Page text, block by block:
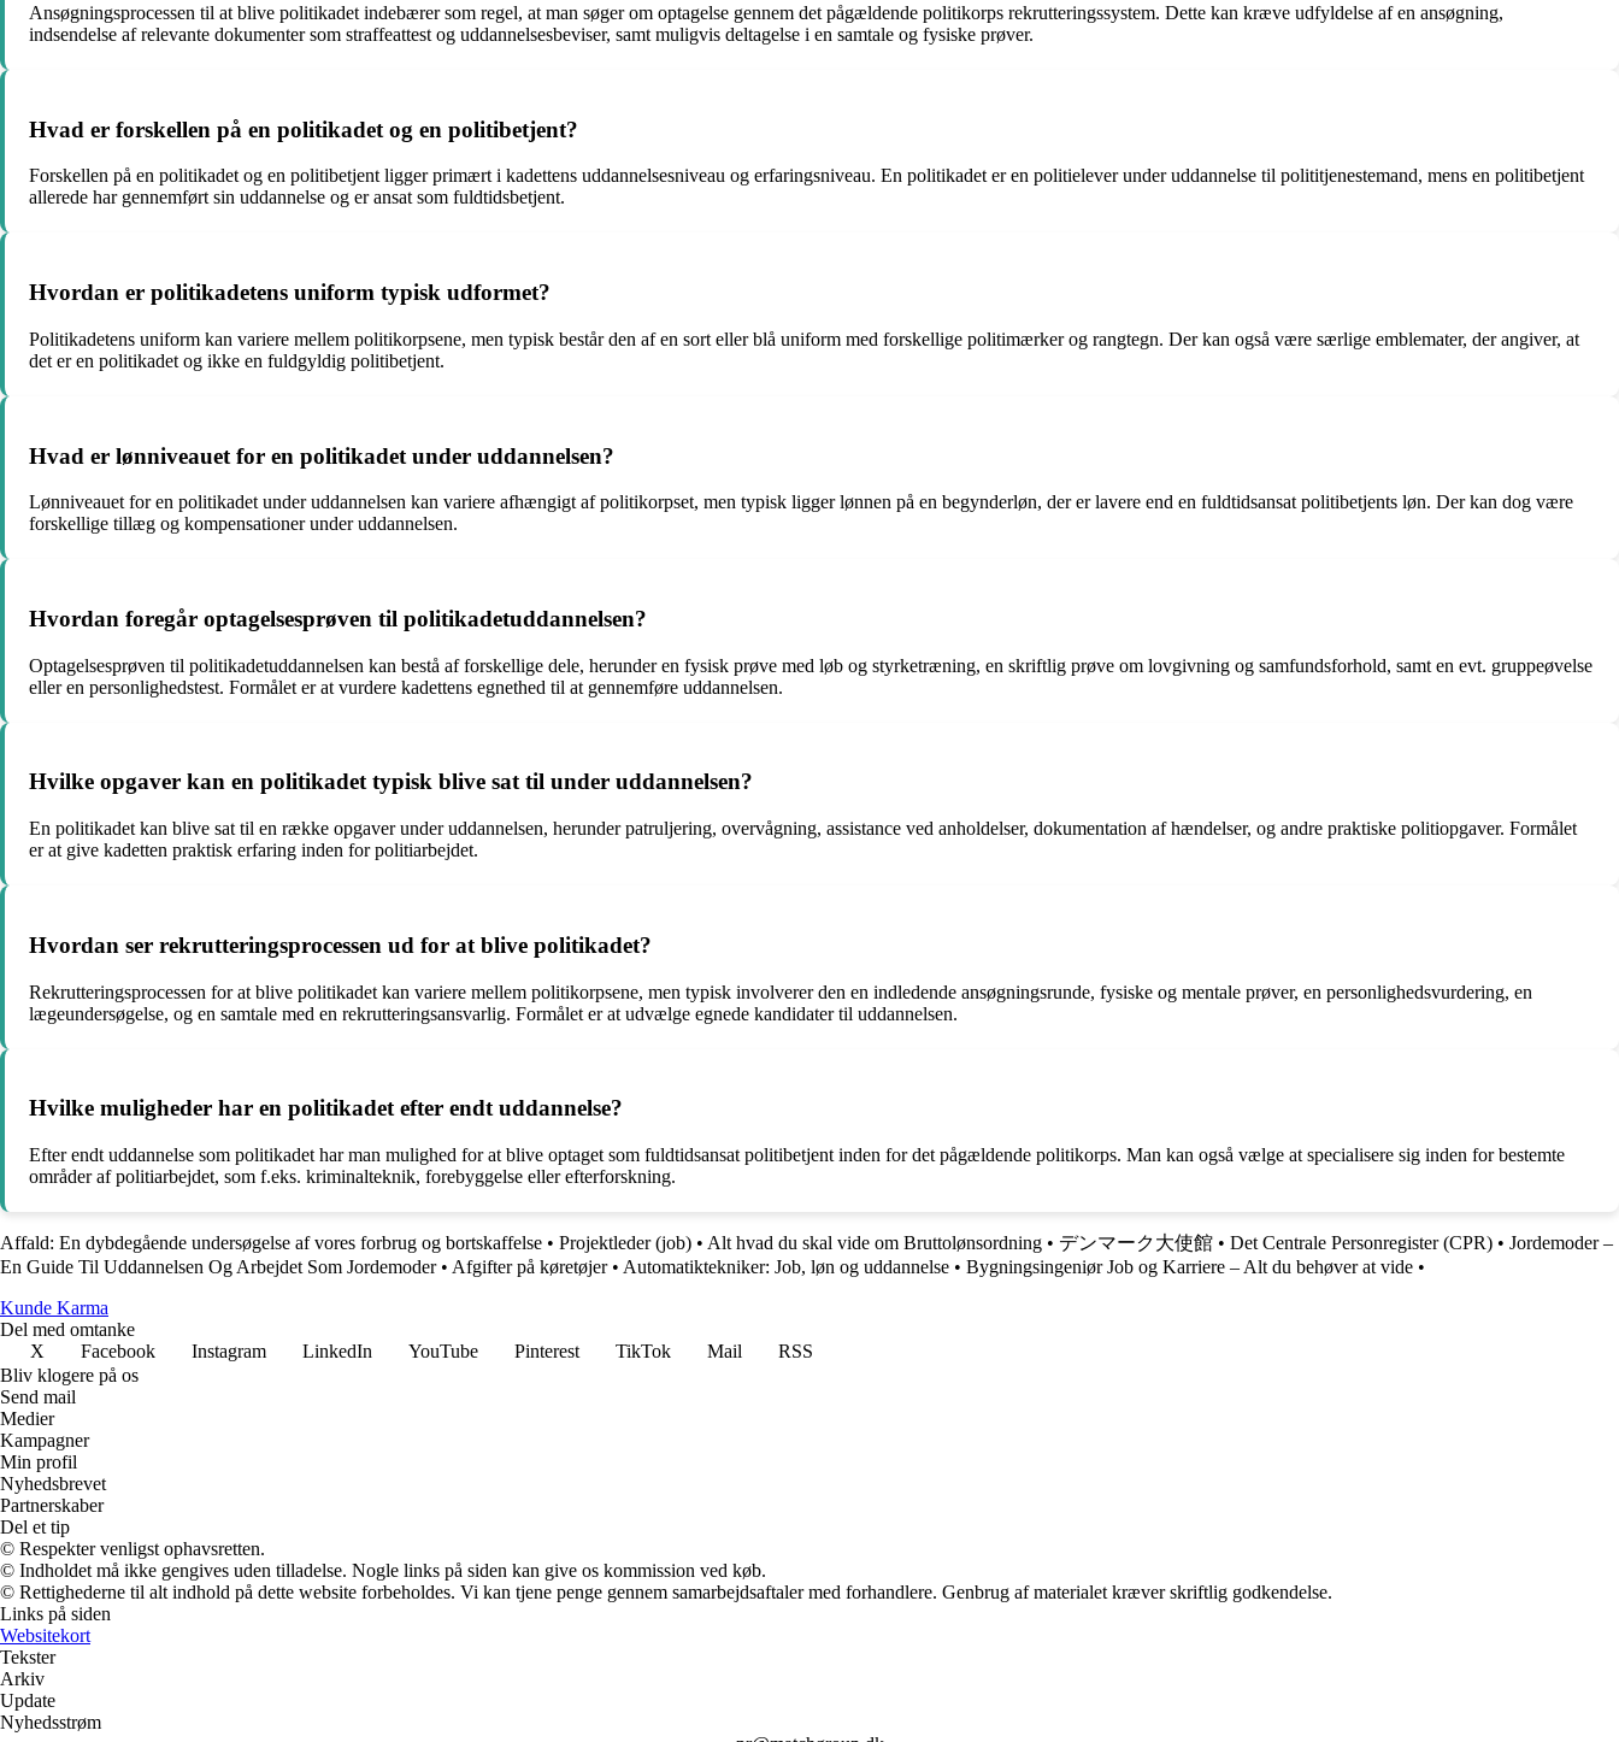
Ansøgningsprocessen til at blive politikadet indebærer som regel, at man søger om optagelse gennem det pågældende politikorps rekrutteringssystem. Dette kan kræve udfyldelse af en ansøgning,
indsendelse af relevante dokumenter som straffeattest og uddannelsesbeviser, samt muligvis deltagelse i en samtale og fysiske prøver.
Hvad er forskellen på en politikadet og en politibetjent?
Forskellen på en politikadet og en politibetjent ligger primært i kadettens uddannelsesniveau og erfaringsniveau. En politikadet er en politielever under uddannelse til polititjenestemand, mens en politibetjent
allerede har gennemført sin uddannelse og er ansat som fuldtidsbetjent.
Hvordan er politikadetens uniform typisk udformet?
Politikadetens uniform kan variere mellem politikorpsene, men typisk består den af en sort eller blå uniform med forskellige politimærker og rangtegn. Der kan også være særlige emblemater, der angiver, at
det er en politikadet og ikke en fuldgyldig politibetjent.
Hvad er lønniveauet for en politikadet under uddannelsen?
Lønniveauet for en politikadet under uddannelsen kan variere afhængigt af politikorpset, men typisk ligger lønnen på en begynderløn, der er lavere end en fuldtidsansat politibetjents løn. Der kan dog være
forskellige tillæg og kompensationer under uddannelsen.
Hvordan foregår optagelsesprøven til politikadetuddannelsen?
Optagelsesprøven til politikadetuddannelsen kan bestå af forskellige dele, herunder en fysisk prøve med løb og styrketræning, en skriftlig prøve om lovgivning og samfundsforhold, samt en evt. gruppeøvelse
eller en personlighedstest. Formålet er at vurdere kadettens egnethed til at gennemføre uddannelsen.
Hvilke opgaver kan en politikadet typisk blive sat til under uddannelsen?
En politikadet kan blive sat til en række opgaver under uddannelsen, herunder patruljering, overvågning, assistance ved anholdelser, dokumentation af hændelser, og andre praktiske politiopgaver. Formålet
er at give kadetten praktisk erfaring inden for politiarbejdet.
Hvordan ser rekrutteringsprocessen ud for at blive politikadet?
Rekrutteringsprocessen for at blive politikadet kan variere mellem politikorpsene, men typisk involverer den en indledende ansøgningsrunde, fysiske og mentale prøver, en personlighedsvurdering, en
lægeundersøgelse, og en samtale med en rekrutteringsansvarlig. Formålet er at udvælge egnede kandidater til uddannelsen.
Hvilke muligheder har en politikadet efter endt uddannelse?
Efter endt uddannelse som politikadet har man mulighed for at blive optaget som fuldtidsansat politibetjent inden for det pågældende politikorps. Man kan også vælge at specialisere sig inden for bestemte
områder af politiarbejdet, som f.eks. kriminalteknik, forebyggelse eller efterforskning.
Affald: En dybdegående undersøgelse af vores forbrug og bortskaffelse • Projektleder (job) • Alt hvad du skal vide om Bruttolønsordning • デンマーク大使館 • Det Centrale Personregister (CPR) • Jordemoder –
En Guide Til Uddannelsen Og Arbejdet Som Jordemoder• Afgifter på køretøjer• Automatiktekniker: Job, løn og uddannelse • Bygningsingeniør Job og Karriere – Alt du behøver at vide •
Kunde Karma
Del med omtanke
X
Facebook Instagram LinkedIn YouTube Pinterest TikTok Mail
RSS
Bliv klogere på os
Send mail
Medier
Kampagner
Min profil
Nyhedsbrevet
Partnerskaber
Del et tip
© Respekter venligst ophavsretten.
© Indholdet må ikke gengives uden tilladelse. Nogle links på siden kan give os kommission ved køb.
© Rettighederne til alt indhold på dette website forbeholdes. Vi kan tjene penge gennem samarbejdsaftaler med forhandlere. Genbrug af materialet kræver skriftlig godkendelse.
Links på siden
Websitekort
Tekster
Arkiv
Update
Nyhedsstrøm